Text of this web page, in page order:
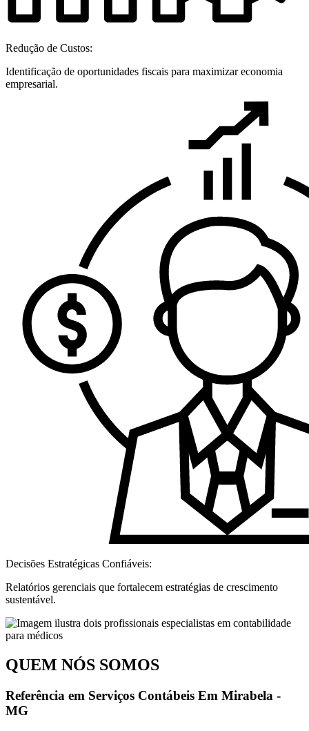
Redução de Custos:
Identificação de oportunidades fiscais para maximizar economia
empresarial.
Decisões Estratégicas Confiáveis:
Relatórios gerenciais que fortalecem estratégias de crescimento
sustentável.
QUEM NÓS SOMOS
Referência em Serviços Contábeis Em Mirabela -
MG